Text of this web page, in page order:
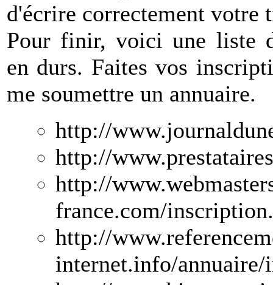
d'écrire correctement votre
Pour finir, voici une liste
en durs. Faites vos
me soumettre un annuaire.
http://
http://
http://
france.com/
http://
internet.info/